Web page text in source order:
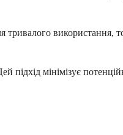
тривалого використання,
підхід мінімізує